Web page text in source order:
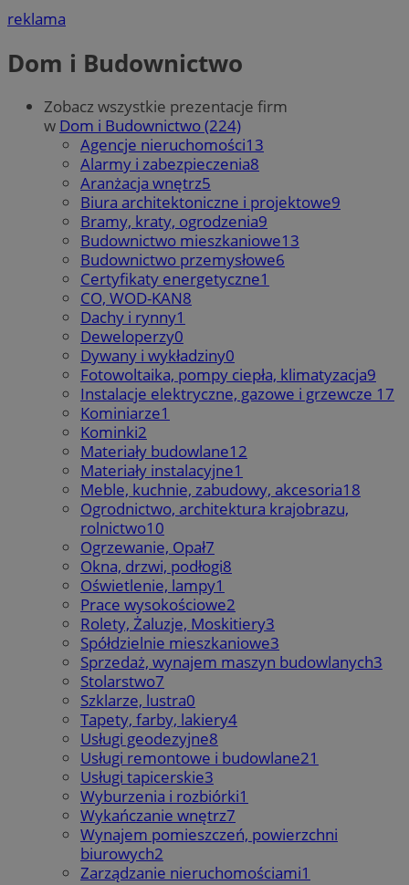
reklama
Dom i Budownictwo
Zobacz wszystkie prezentacje firm
w Dom i Budownictwo (224)
Agencje nieruchomości13
Alarmy i zabezpieczenia8
Aranżacja wnętrz5
Biura architektoniczne i projektowe9
Bramy, kraty, ogrodzenia9
Budownictwo mieszkaniowe13
Budownictwo przemysłowe6
Certyfikaty energetyczne1
CO, WOD-KAN8
Dachy i rynny1
Deweloperzy0
Dywany i wykładziny0
Fotowoltaika, pompy ciepła, klimatyzacja9
Instalacje elektryczne, gazowe i grzewcze 17
Kominiarze1
Kominki2
Materiały budowlane12
Materiały instalacyjne1
Meble, kuchnie, zabudowy, akcesoria18
Ogrodnictwo, architektura krajobrazu,
rolnictwo10
Ogrzewanie, Opał7
Okna, drzwi, podłogi8
Oświetlenie, lampy1
Prace wysokościowe2
Rolety, Żaluzje, Moskitiery3
Spółdzielnie mieszkaniowe3
Sprzedaż, wynajem maszyn budowlanych3
Stolarstwo7
Szklarze, lustra0
Tapety, farby, lakiery4
Usługi geodezyjne8
Usługi remontowe i budowlane21
Usługi tapicerskie3
Wyburzenia i rozbiórki1
Wykańczanie wnętrz7
Wynajem pomieszczeń, powierzchni
biurowych2
Zarządzanie nieruchomościami1